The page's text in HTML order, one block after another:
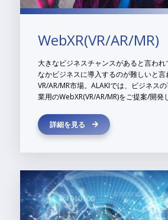
WebXR(VR/AR/MR)
大きなビジネスチャンスがあると言わ
なかビジネスに導入するのが難しいと言
VR/AR/MR市場。ALAKIでは、ビジネス
業用のWebXR(VR/AR/MR)をご提案/開発
詳細を見る